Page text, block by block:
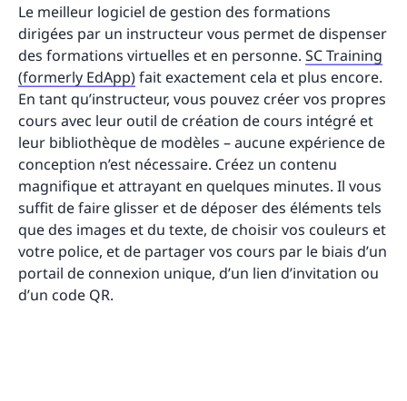
Le meilleur logiciel de gestion des formations
dirigées par un instructeur vous permet de dispenser
des formations virtuelles et en personne. SC Training
(formerly EdApp)fait exactement cela et plus encore.
En tant qu’instructeur, vous pouvez créer vos propres
cours avec leur outil de création de cours intégré et
leur bibliothèque de modèles – aucune expérience de
conception n’est nécessaire. Créez un contenu
magnifique et attrayant en quelques minutes. Il vous
suffit de faire glisser et de déposer des éléments tels
que des images et du texte, de choisir vos couleurs et
votre police, et de partager vos cours par le biais d’un
portail de connexion unique, d’un lien d’invitation ou
d’un code QR.